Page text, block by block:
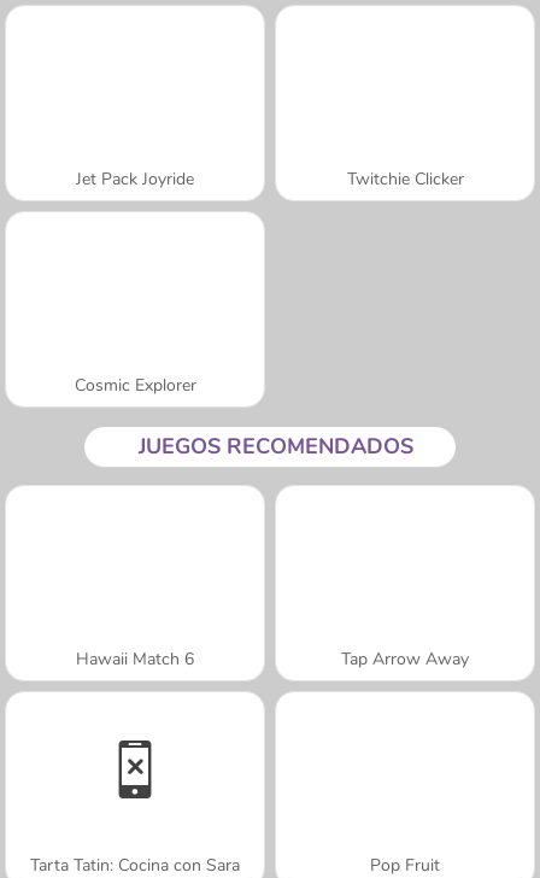
Jet Pack Joyride Twitchie Clicker
Cosmic Explorer
JUEGOS RECOMENDADOS
Hawaii Match 6 Tap Arrow Away
Tarta Tatin: Cocina con Sara Pop Fruit